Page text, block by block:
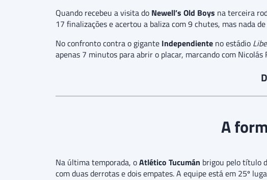
Quando recebeu a visita do Newell’s Old Boys na terceira
17 finalizações e acertou a baliza com 9 chutes, mas nada
No confronto contra o gigante Independiente no estádio
apenas 7 minutos para abrir o placar, marcando com
A
Na última temporada, oAtlético Tucumán brigou pelo título
com duas derrotas e dois empates. A equipe está em 25º